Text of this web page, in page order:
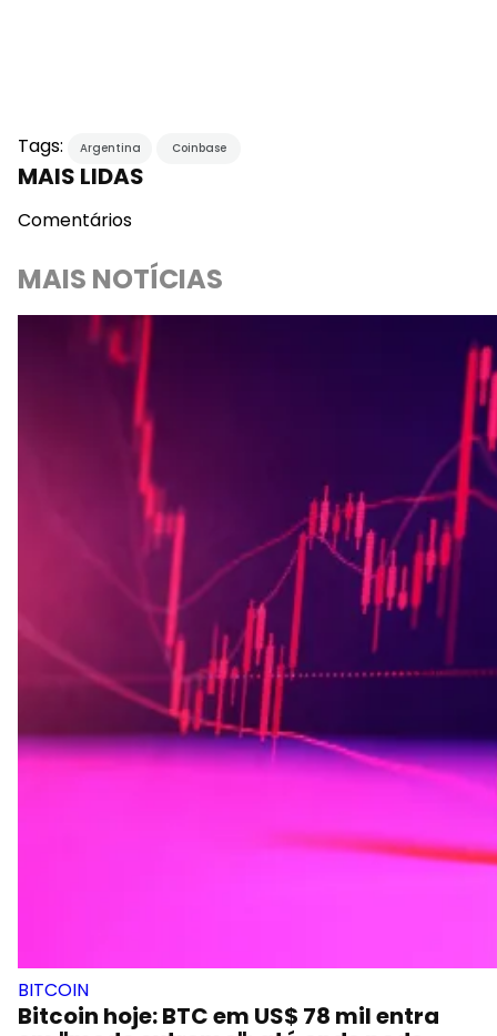
Tags: Argentina Coinbase
MAIS LIDAS
Comentários
MAIS NOTÍCIAS
BITCOIN
Bitcoin hoje: BTC em US$ 78 mil entra